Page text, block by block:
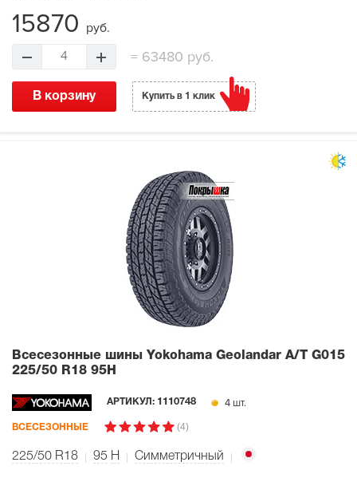
15870 руб.
4 =63480 руб.
В корзину Купить в 1 клик
Всесезонные шины Yokohama Geolandar A/T G015
225/50 R18 95H
АРТИКУЛ: 1110748 4 шт.
ВСЕСЕЗОННЫЕ (4)
225/50 R18 95 H Симметричный